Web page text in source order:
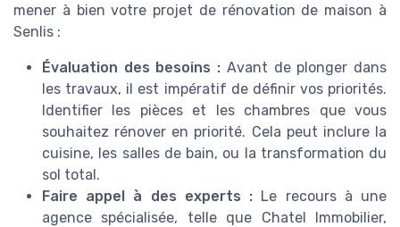
mener à bien votre projet de rénovation de maison à
Senlis :
Évaluation des besoins : Avant de plonger dans
les travaux, il est impératif de définir vos priorités.
Identifier les pièces et les chambres que vous
souhaitez rénover en priorité. Cela peut inclure la
cuisine, les salles de bain, ou la transformation du
sol total.
Faire appel à des experts : Le recours à une
agence spécialisée, telle que Chatel Immobilier,